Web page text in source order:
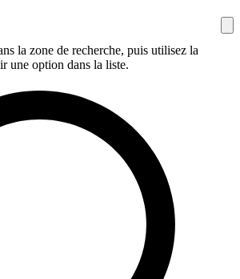
la zone de recherche, puis utilisez la
une option dans la liste.